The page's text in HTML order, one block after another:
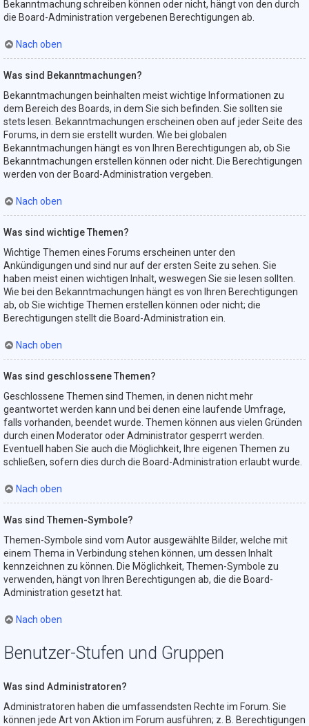
Bekanntmachung schreiben können oder nicht, hängt von den durch
die Board-Administration vergebenen Berechtigungen ab.
Nach oben
Was sind Bekanntmachungen?
Bekanntmachungen beinhalten meist wichtige Informationen zu
dem Bereich des Boards, in dem Sie sich befinden. Sie sollten sie
stets lesen. Bekanntmachungen erscheinen oben auf jeder Seite des
Forums, in dem sie erstellt wurden. Wie bei globalen
Bekanntmachungen hängt es von Ihren Berechtigungen ab, ob Sie
Bekanntmachungen erstellen können oder nicht. Die Berechtigungen
werden von der Board-Administration vergeben.
Nach oben
Was sind wichtige Themen?
Wichtige Themen eines Forums erscheinen unter den
Ankündigungen und sind nur auf der ersten Seite zu sehen. Sie
haben meist einen wichtigen Inhalt, weswegen Sie sie lesen sollten.
Wie bei den Bekanntmachungen hängt es von Ihren Berechtigungen
ab, ob Sie wichtige Themen erstellen können oder nicht; die
Berechtigungen stellt die Board-Administration ein.
Nach oben
Was sind geschlossene Themen?
Geschlossene Themen sind Themen, in denen nicht mehr
geantwortet werden kann und bei denen eine laufende Umfrage,
falls vorhanden, beendet wurde. Themen können aus vielen Gründen
durch einen Moderator oder Administrator gesperrt werden.
Eventuell haben Sie auch die Möglichkeit, Ihre eigenen Themen zu
schließen, sofern dies durch die Board-Administration erlaubt wurde.
Nach oben
Was sind Themen-Symbole?
Themen-Symbole sind vom Autor ausgewählte Bilder, welche mit
einem Thema in Verbindung stehen können, um dessen Inhalt
kennzeichnen zu können. Die Möglichkeit, Themen-Symbole zu
verwenden, hängt von Ihren Berechtigungen ab, die die Board-
Administration gesetzt hat.
Nach oben
Benutzer-Stufen und Gruppen
Was sind Administratoren?
Administratoren haben die umfassendsten Rechte im Forum. Sie
können jede Art von Aktion im Forum ausführen; z. B. Berechtigungen